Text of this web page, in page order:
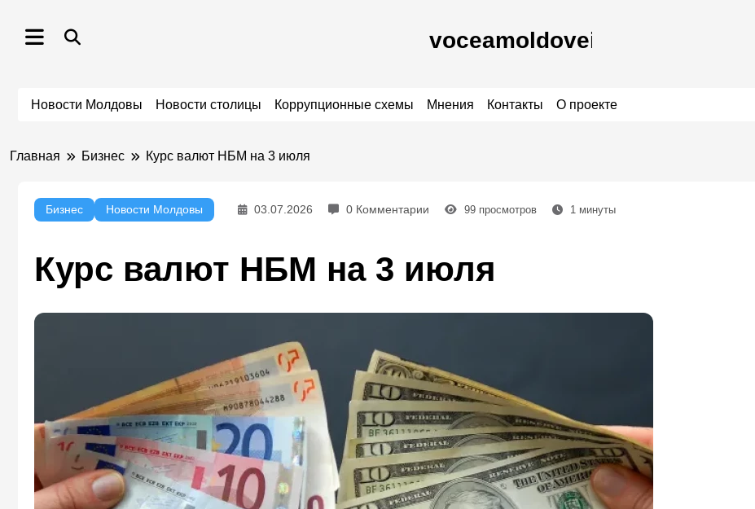
содержимому
Новости Молдовы Новости столицы Коррупционные схемы Мнения Контакты О проекте
Главная Бизнес Курс валют НБМ на 3 июля
Бизнес Новости Молдовы 03.07.2026 0 Комментарии 99 просмотров 1 минуты
Курс валют НБМ на 3 июля